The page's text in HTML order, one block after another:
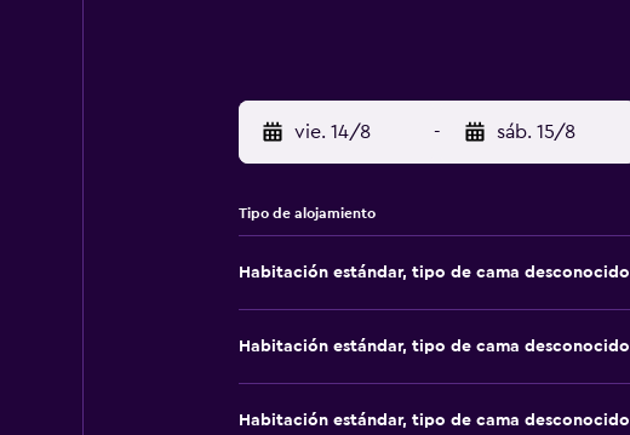
vie. 14/8 - sáb. 15/8
Tipo de alojamiento
Habitación estándar, tipo de cama desconocido
Habitación estándar, tipo de cama desconocido
Habitación estándar, tipo de cama desconocido